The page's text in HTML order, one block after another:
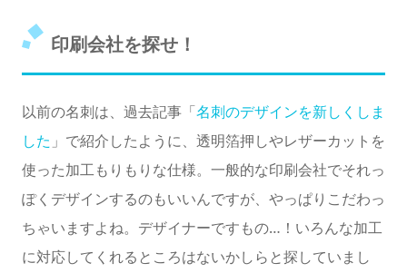
印刷会社を探せ！
以前の名刺は、過去記事「名刺のデザインを新しくしま
した 」で紹介したように、透明箔押しやレザーカットを
使った加工もりもりな仕様。一般的な印刷会社でそれっ
ぽくデザインするのもいいんですが、やっぱりこだわっ
ちゃいますよね。デザイナーですもの…！いろんな加工
に対応してくれるところはないかしらと探していまし